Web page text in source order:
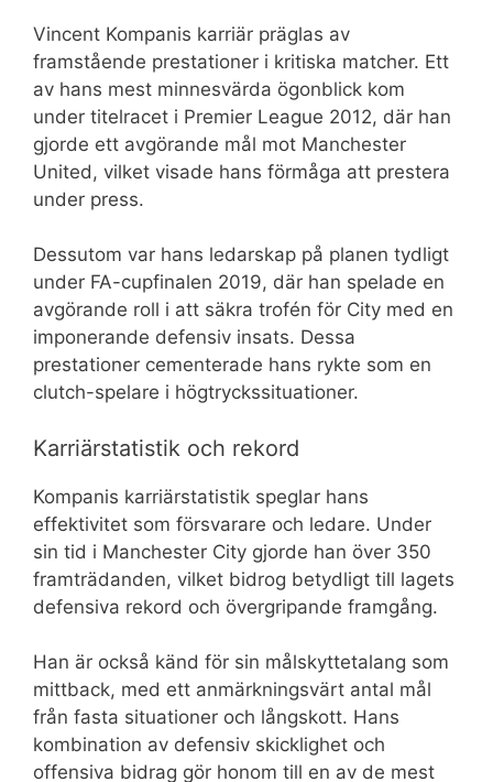
Vincent Kompanis karriär präglas av
framstående prestationer i kritiska matcher. Ett
av hans mest minnesvärda ögonblick kom
under titelracet i Premier League 2012, där han
gjorde ett avgörande mål mot Manchester
United, vilket visade hans förmåga att prestera
under press.
Dessutom var hans ledarskap på planen tydligt
under FA-cupfinalen 2019, där han spelade en
avgörande roll i att säkra trofén för City med en
imponerande defensiv insats. Dessa
prestationer cementerade hans rykte som en
clutch-spelare i högtryckssituationer.
Karriärstatistik och rekord
Kompanis karriärstatistik speglar hans
effektivitet som försvarare och ledare. Under
sin tid i Manchester City gjorde han över 350
framträdanden, vilket bidrog betydligt till lagets
defensiva rekord och övergripande framgång.
Han är också känd för sin målskyttetalang som
mittback, med ett anmärkningsvärt antal mål
från fasta situationer och långskott. Hans
kombination av defensiv skicklighet och
offensiva bidrag gör honom till en av de mest